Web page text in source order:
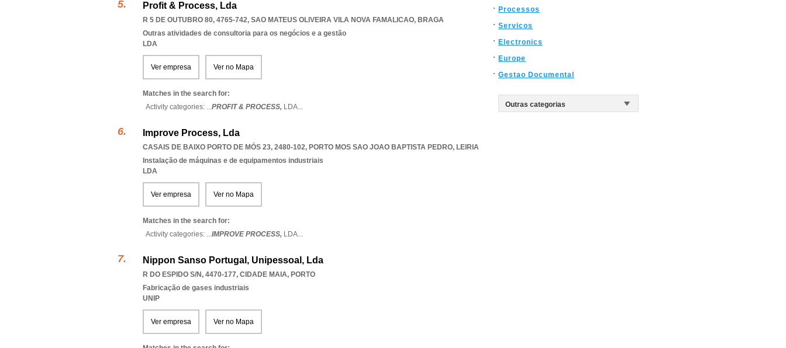
Profit & Process, Lda
R 5 DE OUTUBRO 80, 4765-742, SAO MATEUS OLIVEIRA VILA NOVA FAMALICAO, BRAGA
Outras atividades de consultoria para os negócios e a gestão
LDA
Ver empresa Ver no Mapa
Matches in the search for:
Activity categories: ...PROFIT & PROCESS, LDA...
Improve Process, Lda
CASAIS DE BAIXO PORTO DE MÓS 23, 2480-102, PORTO MOS SAO JOAO BAPTISTA PEDRO, LEIRIA
Instalação de máquinas e de equipamentos industriais
LDA
Ver empresa Ver no Mapa
Matches in the search for:
Activity categories: ...IMPROVE PROCESS, LDA...
Nippon Sanso Portugal, Unipessoal, Lda
R DO ESPIDO S/N, 4470-177, CIDADE MAIA, PORTO
Fabricação de gases industriais
UNIP
Ver empresa Ver no Mapa
Processos
Servicos
Electronics
Europe
Gestao Documental